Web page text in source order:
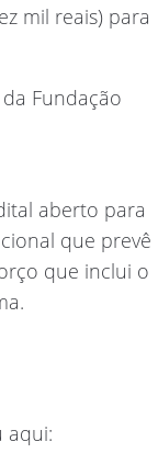
mil reais) para
Fundação
aberto para
que prevê
que inclui o
aqui: